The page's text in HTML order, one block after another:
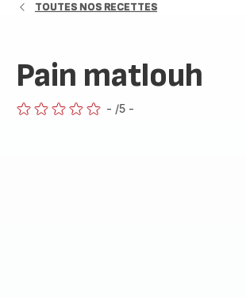
TOUTES NOS RECETTES
Pain matlouh
- /5 -